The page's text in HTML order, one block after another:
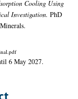
Cooling Using
Investigation. PhD
6 May 2027.